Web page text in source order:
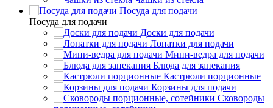
Посуда для подачи
Посуда для подачи
Доски для подачи
Лопатки для подачи
Мини-ведра для подачи
Блюда для запекания
Кастрюли порционные
Корзины для подачи
Сковороды